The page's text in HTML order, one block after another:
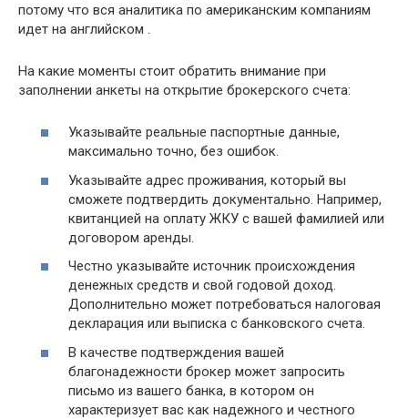
потому что вся аналитика по американским компаниям
идет на английском .
На какие моменты стоит обратить внимание при
заполнении анкеты на открытие брокерского счета:
Указывайте реальные паспортные данные,
максимально точно, без ошибок.
Указывайте адрес проживания, который вы
сможете подтвердить документально. Например,
квитанцией на оплату ЖКУ с вашей фамилией или
договором аренды.
Честно указывайте источник происхождения
денежных средств и свой годовой доход.
Дополнительно может потребоваться налоговая
декларация или выписка с банковского счета.
В качестве подтверждения вашей
благонадежности брокер может запросить
письмо из вашего банка, в котором он
характеризует вас как надежного и честного